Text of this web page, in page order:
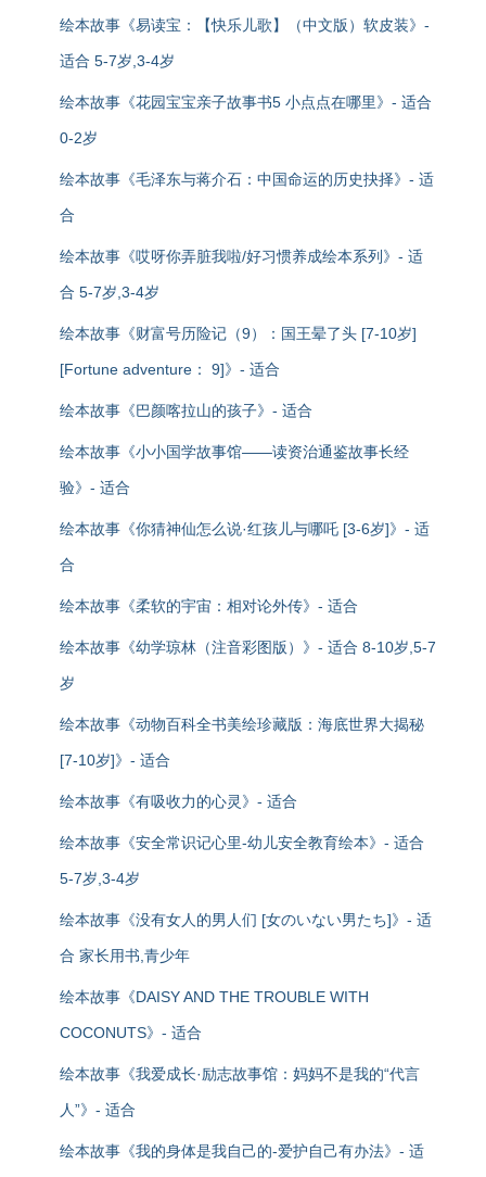
绘本故事《易读宝：【快乐儿歌】（中文版）软皮装》-
适合 5-7岁,3-4岁
绘本故事《花园宝宝亲子故事书5 小点点在哪里》- 适合
0-2岁
绘本故事《毛泽东与蒋介石：中国命运的历史抉择》- 适
合
绘本故事《哎呀你弄脏我啦/好习惯养成绘本系列》- 适
合 5-7岁,3-4岁
绘本故事《财富号历险记（9）：国王晕了头 [7-10岁]
[Fortune adventure： 9]》- 适合
绘本故事《巴颜喀拉山的孩子》- 适合
绘本故事《小小国学故事馆——读资治通鉴故事长经
验》- 适合
绘本故事《你猜神仙怎么说·红孩儿与哪吒 [3-6岁]》- 适
合
绘本故事《柔软的宇宙：相对论外传》- 适合
绘本故事《幼学琼林（注音彩图版）》- 适合 8-10岁,5-7
岁
绘本故事《动物百科全书美绘珍藏版：海底世界大揭秘
[7-10岁]》- 适合
绘本故事《有吸收力的心灵》- 适合
绘本故事《安全常识记心里-幼儿安全教育绘本》- 适合
5-7岁,3-4岁
绘本故事《没有女人的男人们 [女のいない男たち]》- 适
合 家长用书,青少年
绘本故事《DAISY AND THE TROUBLE WITH
COCONUTS》- 适合
绘本故事《我爱成长·励志故事馆：妈妈不是我的“代言
人”》- 适合
绘本故事《我的身体是我自己的-爱护自己有办法》- 适